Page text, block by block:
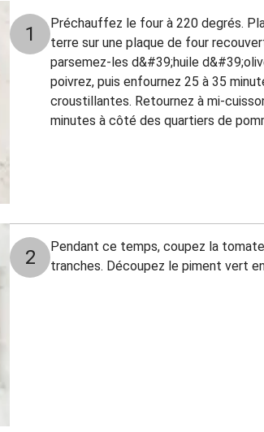
1
Préchauffez le four à 220 degrés.
terre sur une plaque de four
parsemez-les d&#39;huile
poivrez, puis enfournez 25 à 35
croustillantes. Retournez à mi-
minutes à côté des quartiers de
2
Pendant ce temps, coupez la
tranches. Découpez le piment vert